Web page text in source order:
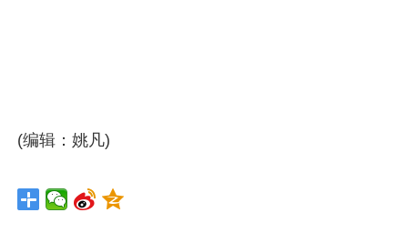
(编辑：姚凡)